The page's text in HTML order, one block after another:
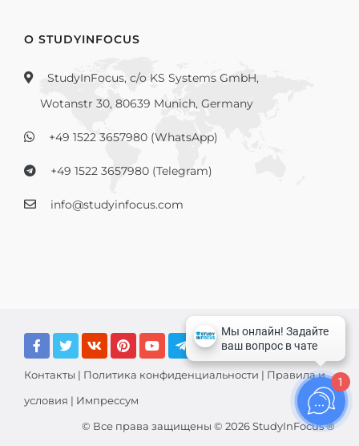
О STUDYINFOCUS
StudyInFocus, c/o KS Systems GmbH,
Wotanstr 30, 80639 Munich, Germany
+49 1522 3657980 (WhatsApp)
+49 1522 3657980 (Telegram)
info@studyinfocus.com
Контакты | Политика конфиденциальности | Правила и
условия | Импрессум
© Все права защищены © 2026 StudyInFocus ®
1